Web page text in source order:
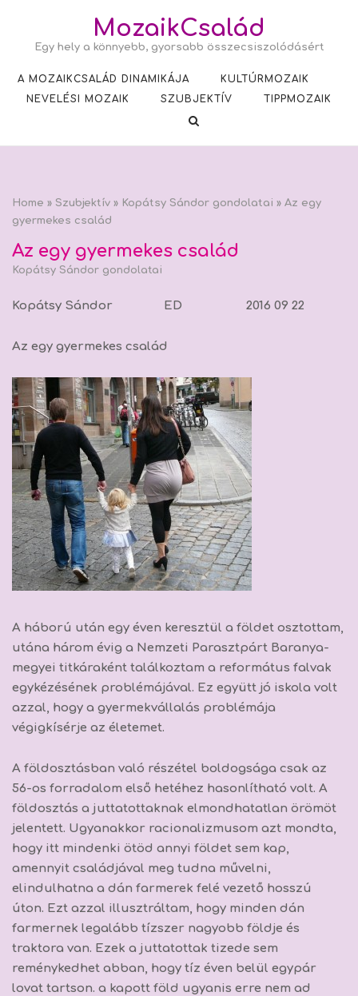
content
MozaikCsalád
Egy hely a könnyebb, gyorsabb összecsiszolódásért
A MOZAIKCSALÁD DINAMIKÁJA
KULTÚRMOZAIK
NEVELÉSI MOZAIK
SZUBJEKTÍV TIPPMOZAIK
Home » Szubjektív » Kopátsy Sándor gondolatai » Az egy
gyermekes család
Az egy gyermekes család
Kopátsy Sándor gondolatai
Kopátsy Sándor ED 2016 09 22
Az egy gyermekes család
A háború után egy éven keresztül a földet osztottam,
utána három évig a Nemzeti Parasztpárt Baranya-
megyei titkáraként találkoztam a református falvak
egykézésének problémájával. Ez együtt jó iskola volt
azzal, hogy a gyermekvállalás problémája
végigkísérje az életemet.
A földosztásban való részétel boldogsága csak az
56-os forradalom első hetéhez hasonlítható volt. A
földosztás a juttatottaknak elmondhatatlan örömöt
jelentett. Ugyanakkor racionalizmusom azt mondta,
hogy itt mindenki ötöd annyi földet sem kap,
amennyit családjával meg tudna művelni,
elindulhatna a dán farmerek felé vezető hosszú
úton. Ezt azzal illusztráltam, hogy minden dán
farmernek legalább tízszer nagyobb földje és
traktora van. Ezek a juttatottak tizede sem
reménykedhet abban, hogy tíz éven belül egypár
lovat tartson. a kapott föld ugyanis erre nem ad